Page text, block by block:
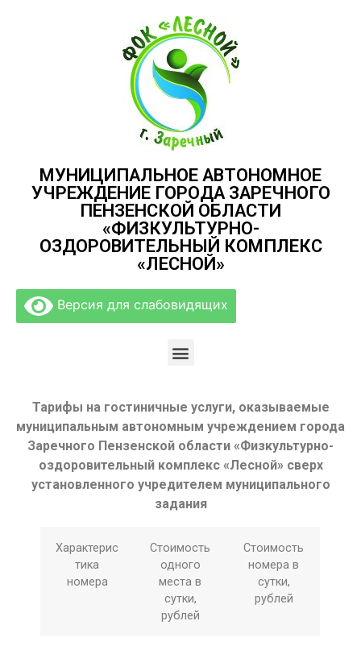
МУНИЦИПАЛЬНОЕ АВТОНОМНОЕ
УЧРЕЖДЕНИЕ ГОРОДА ЗАРЕЧНОГО
ПЕНЗЕНСКОЙ ОБЛАСТИ
«ФИЗКУЛЬТУРНО-
ОЗДОРОВИТЕЛЬНЫЙ КОМПЛЕКС
«ЛЕСНОЙ»
Версия для слабовидящих
Тарифы на гостиничные услуги, оказываемые
муниципальным автономным учреждением города
Заречного Пензенской области «Физкультурно-
оздоровительный комплекс «Лесной» сверх
установленного учредителем муниципального
задания
Характерис
тика
номера
Стоимость
одного
места в
сутки,
рублей
Стоимость
номера в
сутки,
рублей